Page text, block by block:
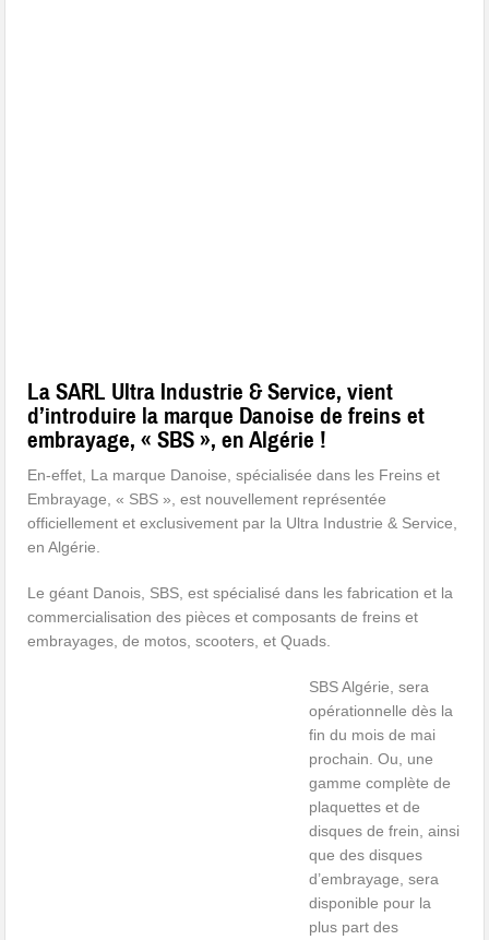
La SARL Ultra Industrie & Service, vient
d’introduire la marque Danoise de freins et
embrayage, « SBS », en Algérie !
En-effet, La marque Danoise, spécialisée dans les Freins et
Embrayage, « SBS », est nouvellement représentée
officiellement et exclusivement par la Ultra Industrie & Service,
en Algérie.
Le géant Danois, SBS, est spécialisé dans les fabrication et la
commercialisation des pièces et composants de freins et
embrayages, de motos, scooters, et Quads.
SBS Algérie, sera
opérationnelle dès la
fin du mois de mai
prochain. Ou, une
gamme complète de
plaquettes et de
disques de frein, ainsi
que des disques
d’embrayage, sera
disponible pour la
plus part des